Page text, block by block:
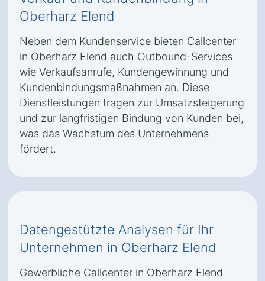
Oberharz Elend
Neben dem Kundenservice bieten Callcenter
in Oberharz Elend auch Outbound-Services
wie Verkaufsanrufe, Kundengewinnung und
Kundenbindungsmaßnahmen an. Diese
Dienstleistungen tragen zur Umsatzsteigerung
und zur langfristigen Bindung von Kunden bei,
was das Wachstum des Unternehmens
fördert.
Datengestützte Analysen für Ihr
Unternehmen in Oberharz Elend
Gewerbliche Callcenter in Oberharz Elend